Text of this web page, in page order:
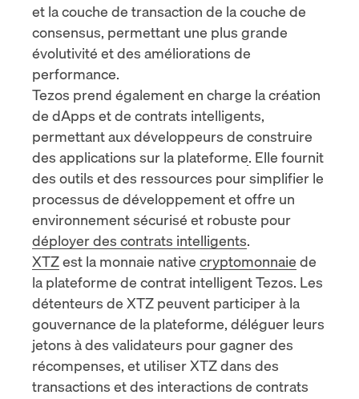
et la couche de transaction de la couche de
consensus, permettant une plus grande
évolutivité et des améliorations de
performance.
Tezos prend également en charge la création
de dApps et de contrats intelligents,
permettant aux développeurs de construire
des applications sur la plateforme. Elle fournit
des outils et des ressources pour simplifier le
processus de développement et offre un
environnement sécurisé et robuste pour
déployer des contrats intelligents.
XTZest la monnaie native cryptomonnaie de
la plateforme de contrat intelligent Tezos. Les
détenteurs de XTZ peuvent participer à la
gouvernance de la plateforme, déléguer leurs
jetons à des validateurs pour gagner des
récompenses, et utiliser XTZ dans des
transactions et des interactions de contrats